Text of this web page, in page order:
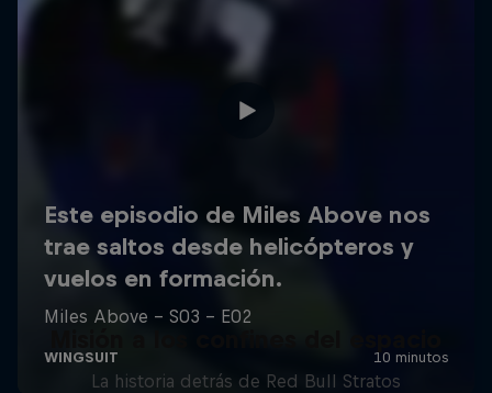
La historia detrás de Red Bull Stratos